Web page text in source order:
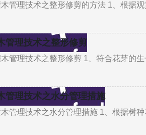
管理技术之整形修剪的方法 1、根据
管理技术之整形修剪
管理技术之整形修剪 1、符合花芽的
管理技术之水分管理措施
管理技术之水分管理措施 1、根据树